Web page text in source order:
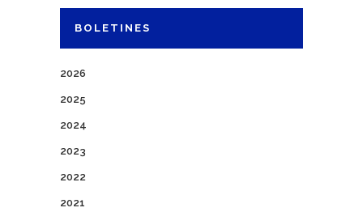
BOLETINES
2026
2025
2024
2023
2022
2021